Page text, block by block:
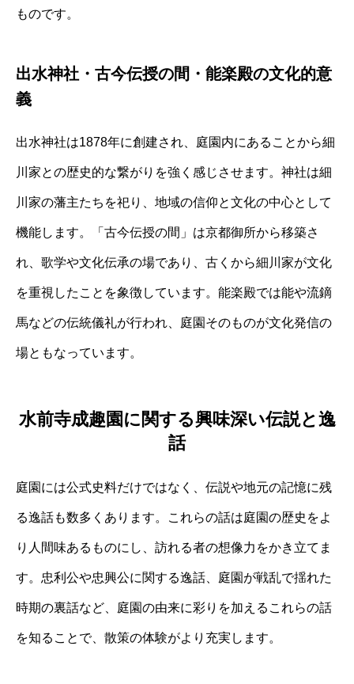
ものです。
出水神社・古今伝授の間・能楽殿の文化的意
義
出水神社は1878年に創建され、庭園内にあることから細
川家との歴史的な繋がりを強く感じさせます。神社は細
川家の藩主たちを祀り、地域の信仰と文化の中心として
機能します。「古今伝授の間」は京都御所から移築さ
れ、歌学や文化伝承の場であり、古くから細川家が文化
を重視したことを象徴しています。能楽殿では能や流鏑
馬などの伝統儀礼が行われ、庭園そのものが文化発信の
場ともなっています。
水前寺成趣園に関する興味深い伝説と逸
話
庭園には公式史料だけではなく、伝説や地元の記憶に残
る逸話も数多くあります。これらの話は庭園の歴史をよ
り人間味あるものにし、訪れる者の想像力をかき立てま
す。忠利公や忠興公に関する逸話、庭園が戦乱で揺れた
時期の裏話など、庭園の由来に彩りを加えるこれらの話
を知ることで、散策の体験がより充実します。